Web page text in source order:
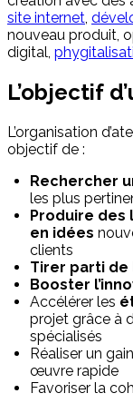
site internet,
nouveau produit,
digital,
L’objectif
L’organisation
objectif de :
Rechercher
les plus
Produire des
en idées
clients
Tirer parti de
Booster
Accélérer les
projet grâce à
spécialisés
Réaliser un
œuvre rapide
Favoriser la